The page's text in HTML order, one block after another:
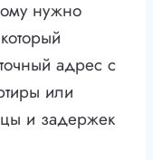
нужно
адрес с
или
и задержек